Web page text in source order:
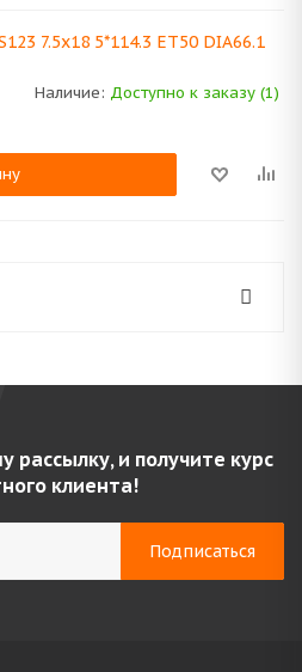
7.5x18 5*114.3 ET50 DIA66.1
Наличие: Доступно к заказу (1)
рассылку, и получите курс
клиента!